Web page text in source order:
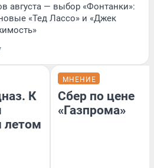
августа — выбор «Фонтанки»:
«Тед Лассо» и «Джек
К
летом
МНЕНИЕ
Сбер по цене
«Газпрома»